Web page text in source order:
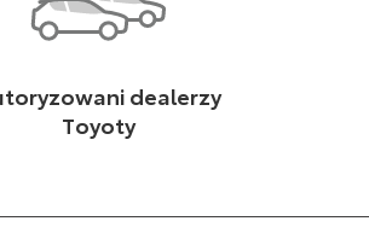
dealerzy
Toyoty